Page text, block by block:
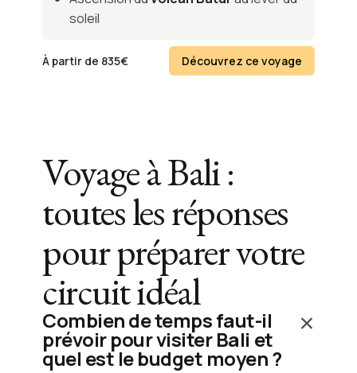
soleil
À partir de 835€ Découvrez ce voyage
Voyage à Bali :
toutes les réponses
pour préparer votre
circuit idéal
Combien de temps faut-il
prévoir pour visiter Bali et
quel est le budget moyen ?